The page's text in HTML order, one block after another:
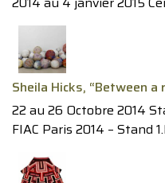
Sheila Hicks, “Between a
22 au 26 Octobre 2014
FIAC Paris 2014 – Stand